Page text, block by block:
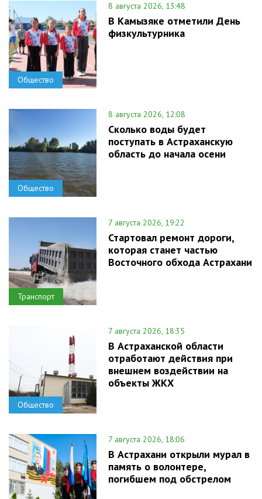
Общество
8 августа 2026, 13:48
В Камызяке отметили День
физкультурника
Общество
8 августа 2026, 12:08
Сколько воды будет
поступать в Астраханскую
область до начала осени
Транспорт
7 августа 2026, 19:22
Стартовал ремонт дороги,
которая станет частью
Восточного обхода Астрахани
Общество
7 августа 2026, 18:35
В Астраханской области
отработают действия при
внешнем воздействии на
объекты ЖКХ
7 августа 2026, 18:06
В Астрахани открыли мурал в
память о волонтере,
погибшем под обстрелом